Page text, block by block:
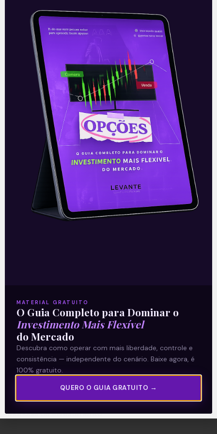
Vale anuncia dividendo
extraordinário
A Vale (VALE3), uma das maiores
mineradoras do mundo, anunciou na
noite desta quinta-feira (16), dividendos
extraordinários de saltar os olhos. O valor
anunciado é
Leia mais
17/09/2021
Termos e Condições
Política de Privacidade
Explore
Artigos
E Eu Com Isso?
Vídeos no Youtube
Manuais de Investimento
MATERIAL GRATUITO
O Guia Completo para Dominar o
Investimento Mais Flexível
do Mercado
Descubra como operar com mais liberdade, controle e
consistência — independente do cenário. Baixe agora, é
100% gratuito.
QUERO O GUIA GRATUITO →